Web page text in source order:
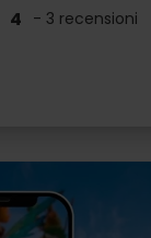
4 - 3 recensioni